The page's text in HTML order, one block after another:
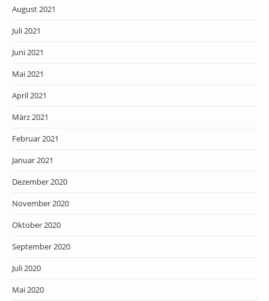
August 2021
Juli 2021
Juni 2021
Mai 2021
April 2021
März 2021
Februar 2021
Januar 2021
Dezember 2020
November 2020
Oktober 2020
September 2020
Juli 2020
Mai 2020